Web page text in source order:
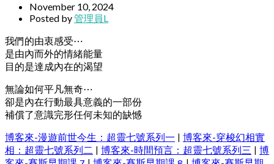
November 10, 2024
Posted by管理員L
我們的由衷感受⋯
是由內而外的情緒能量
目的是達成內在的渴望
無論如何平凡無奇⋯
卻是內在行動最具意義的一部份
補償了意識完形任何未知的缺憾
博客來-漫遊前世今生：超靈七號系列一
博客來-穿梭幻相實
相：超靈七號系列二
博客來-時間預言：超靈七號系列三
博